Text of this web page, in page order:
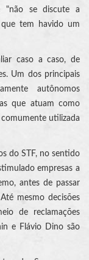
"não se discute a
que tem havido um
caso a caso, de
Um dos principais
autônomos
que atuam como
utilizada
do STF, no sentido
empresas a
antes de passar
mesmo decisões
de reclamações
e Flávio Dino são